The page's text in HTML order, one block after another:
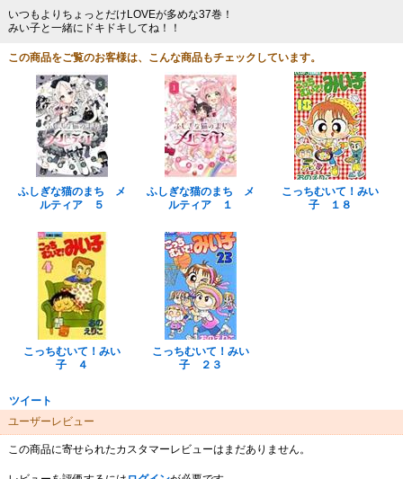
いつもよりちょっとだけLOVEが多めな37巻！
みい子と一緒にドキドキしてね！！
この商品をご覧のお客様は、こんな商品もチェックしています。
ふしぎな猫のまち メ
ルティア ５
ふしぎな猫のまち メ
ルティア １
こっちむいて！みい
子 １８
こっちむいて！みい
子 ４
こっちむいて！みい
子 ２３
ツイート
ユーザーレビュー
この商品に寄せられたカスタマーレビューはまだありません。